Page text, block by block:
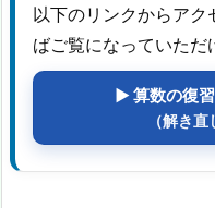
以下のリンクからア
ばご覧になっていただ
▶ 算数の復
（解き